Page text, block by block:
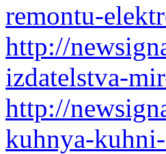
remontu-
http://
izdatelstva-
http://
kuhnya-